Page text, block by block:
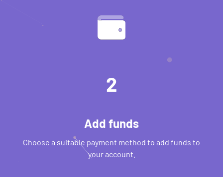
2
Add funds
Choose a suitable payment method to add funds to
your account.